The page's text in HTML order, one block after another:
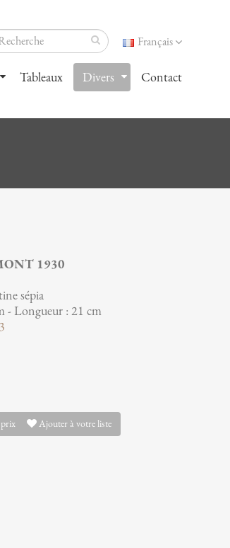
Français
Tableaux Divers Contact
1930
sépia
- Longueur : 21 cm
Ajouter à votre liste